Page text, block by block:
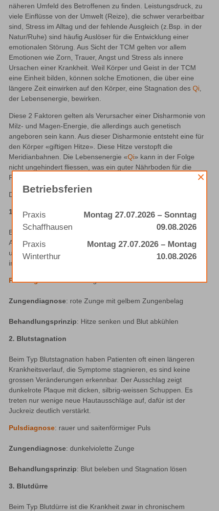
näheren Umfeld des Betroffenen zu finden. Leistungsdruck, zu
viele Einflüsse von der Umwelt (Reize), die schwer verarbeitbar
sind, Stress im Alltag und der fehlende Ausgleich (z.Bsp. in der
Natur/Ruhe) sind häufig Auslöser für die Entwicklung einer
emotionalen Störung. Aus Sicht der TCM gelten vor allem
Emotionen wie Zorn, Trauer, Angst und Stress als innere
Ursachen einer Krankheit. Weil Körper und Geist in der TCM
eine Einheit bilden, können solche Emotionen, die über eine
längere Zeit einwirken auf den Körper, eine Stagnation des Qi
der Lebensenergie, bewirken.
Diese 2 Faktoren gelten als Verursacher einer Disharmonie von
Milz- und Magen-Energie, die allerdings auch genetisch
angeboren sein kann. Aus dieser Disharmonie entsteht eine für
den Körper «giftigen Hitze». Diese Hitze verstopft die
Meridianbahnen. Die Lebensenergie «Qi» kann in der Folge
nicht ungehindert fliessen, was ein guter Nährboden für die
Psoriasis darstellen kann.
Die TCM unterteilt Psoriasis in 3 Typen:
1. Bluthitze
Beim Typ Bluthitze befindet sich die Krankheit meistens noch im
Anfangsstadium. Der Ausschlag ist in der Regel tropfenförmig
und zeigt sich in einer leuchtend roten Farbe. Es bilden sich
immer wieder neue schuppige und juckende Ausschläge.
Pulsdiagnose: saitenförmiger Puls
Zungendiagnose: rote Zunge mit gelbem Zungenbelag
Behandlungsprinzip: Hitze senken und Blut abkühlen
2. Blutstagnation
Beim Typ Blutstagnation haben Patienten oft einen längeren
Krankheitsverlauf, die Symptome stagnieren, es sind keine
grossen Veränderungen erkennbar. Der Ausschlag zeigt
dunkelrote Plaque mit dicken, silbrig-weissen Schuppen. Es
treten nur wenige neue Hautausschläge auf, dafür ist der
Juckreiz deutlich verstärkt.
Pulsdiagnose: rauer und saitenförmiger Puls
Zungendiagnose: dunkelviolette Zunge
Behandlungsprinzip: Blut beleben und Stagnation lösen
3. Blutdürre
Beim Typ Blutdürre ist die Krankheit zwar in chronischem
Betriebsferien
Praxis
Schaffhausen
Montag 27.07.2026 – Sonntag
09.08.2026
Praxis
Winterthur
Montag 27.07.2026 – Montag
10.08.2026